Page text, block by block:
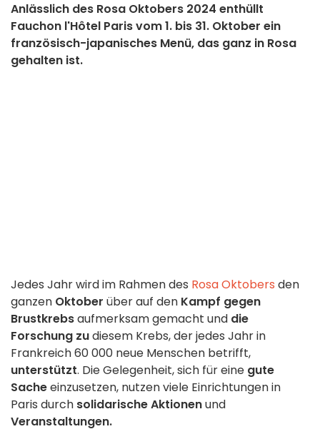
Anlässlich des Rosa Oktobers 2024 enthüllt
Fauchon l'Hôtel Paris vom 1. bis 31. Oktober ein
französisch-japanisches Menü, das ganz in Rosa
gehalten ist.
Jedes Jahr wird im Rahmen des Rosa Oktobers den
ganzen Oktober über auf den Kampf gegen
Brustkrebsaufmerksam gemacht und die
Forschung zudiesem Krebs, der jedes Jahr in
Frankreich 60 000 neue Menschen betrifft,
unterstützt. Die Gelegenheit, sich für eine gute
Sacheeinzusetzen, nutzen viele Einrichtungen in
Paris durch solidarischeAktionenund
Veranstaltungen.